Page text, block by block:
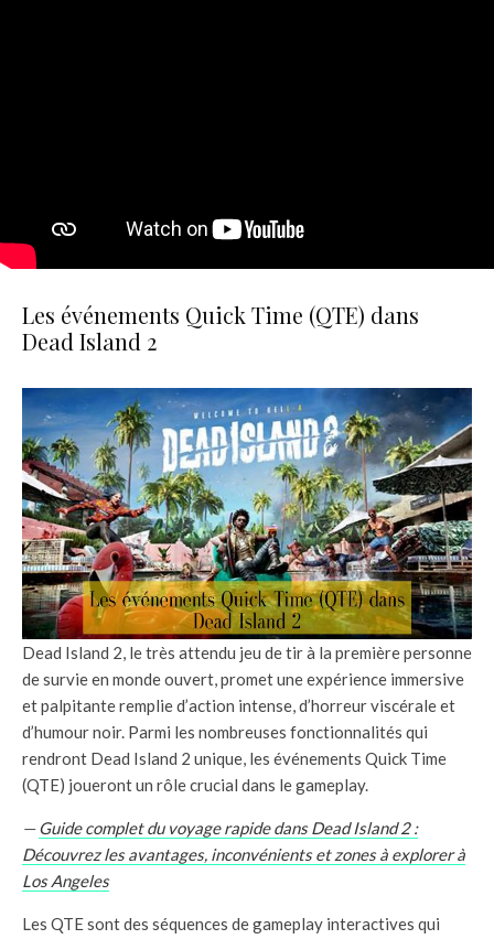
Les événements Quick Time (QTE) dans
Dead Island 2
Dead Island 2, le très attendu jeu de tir à la première personne
de survie en monde ouvert, promet une expérience immersive
et palpitante remplie d’action intense, d’horreur viscérale et
d’humour noir. Parmi les nombreuses fonctionnalités qui
rendront Dead Island 2 unique, les événements Quick Time
(QTE) joueront un rôle crucial dans le gameplay.
—Guide complet du voyage rapide dans Dead Island 2 :
Découvrez les avantages, inconvénients et zones à explorer à
Los Angeles
Les QTE sont des séquences de gameplay interactives qui